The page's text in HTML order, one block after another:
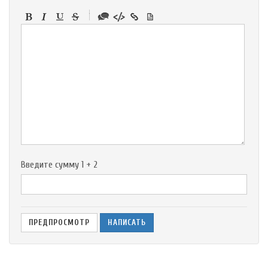
-
-
Введите сумму 1 + 2